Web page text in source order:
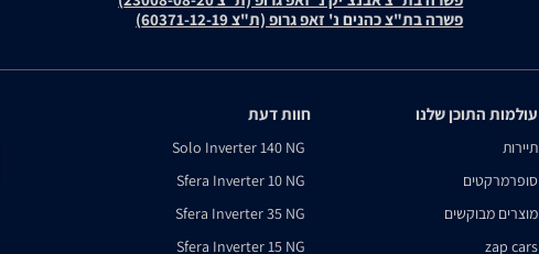
פשרה בת"צ כהנים נ' זאפ גרופ (ת"צ 60371-12-19)
עולמות התוכן שלנו
תיירות
סופרמרקטים
מוצרים מבוקשים
zap cars
חוות דעת
Solo Inverter 140 NG
Sfera Inverter 10 NG
Sfera Inverter 35 NG
Sfera Inverter 15 NG